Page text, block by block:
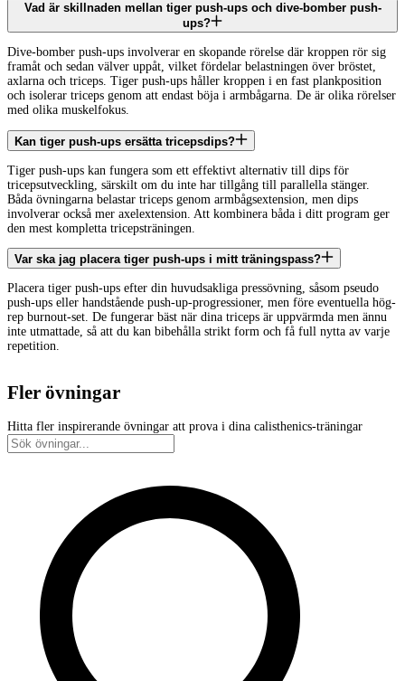
Vad är skillnaden mellan tiger push-ups och dive-bomber push-
ups?
Dive-bomber push-ups involverar en skopande rörelse där kroppen rör sig
framåt och sedan välver uppåt, vilket fördelar belastningen över bröstet,
axlarna och triceps. Tiger push-ups håller kroppen i en fast plankposition
och isolerar triceps genom att endast böja i armbågarna. De är olika rörelser
med olika muskelfokus.
Kan tiger push-ups ersätta tricepsdips?
Tiger push-ups kan fungera som ett effektivt alternativ till dips för
tricepsutveckling, särskilt om du inte har tillgång till parallella stänger.
Båda övningarna belastar triceps genom armbågsextension, men dips
involverar också mer axelextension. Att kombinera båda i ditt program ger
den mest kompletta tricepsträningen.
Var ska jag placera tiger push-ups i mitt träningspass?
Placera tiger push-ups efter din huvudsakliga pressövning, såsom pseudo
push-ups eller handstående push-up-progressioner, men före eventuella hög-
rep burnout-set. De fungerar bäst när dina triceps är uppvärmda men ännu
inte utmattade, så att du kan bibehålla strikt form och få full nytta av varje
repetition.
Fler övningar
Hitta fler inspirerande övningar att prova i dina calisthenics-träningar